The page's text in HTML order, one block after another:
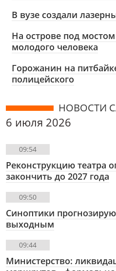
В вузе создали
На острове под
молодого человека
Горожанин на
полицейского
НОВОСТИ
6 июля 2026
09:54
Реконструкцию театра
закончить до 2027 года
09:50
Синоптики
выходным
09:44
Министерство: